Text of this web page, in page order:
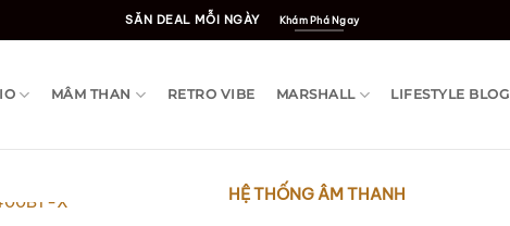
SĂN DEAL MỖI NGÀY Khám Phá Ngay
MÂM THAN RETRO VIBE MARSHALL LIFESTYLE BLOG
HỆ THỐNG ÂM THANH